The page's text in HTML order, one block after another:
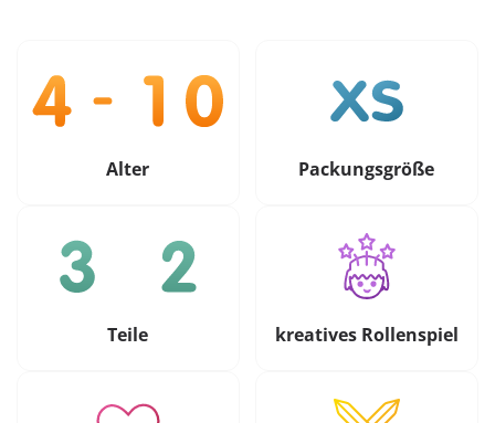
Alter Packungsgröße
Teile kreatives Rollenspiel